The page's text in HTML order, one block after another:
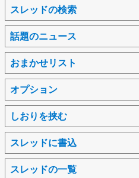
スレッドの検索
話題のニュース
おまかせリスト
オプション
しおりを挟む
スレッドに書込
スレッドの一覧